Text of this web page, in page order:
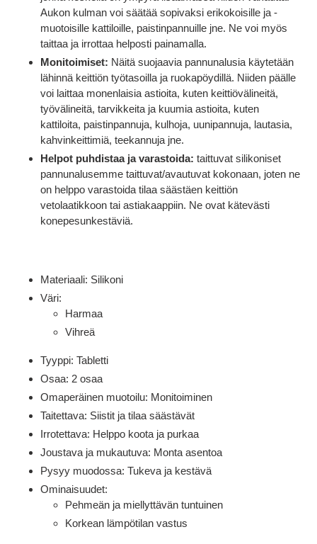
Aukon kulman voi säätää sopivaksi erikokoisille ja -
muotoisille kattiloille, paistinpannuille jne. Ne voi myös
taittaa ja irrottaa helposti painamalla.
Monitoimiset: Näitä suojaavia pannunalusia käytetään
lähinnä keittiön työtasoilla ja ruokapöydillä. Niiden päälle
voi laittaa monenlaisia astioita, kuten keittiövälineitä,
työvälineitä, tarvikkeita ja kuumia astioita, kuten
kattiloita, paistinpannuja, kulhoja, uunipannuja, lautasia,
kahvinkeittimiä, teekannuja jne.
Helpot puhdistaa ja varastoida: taittuvat silikoniset
pannunalusemme taittuvat/avautuvat kokonaan, joten ne
on helppo varastoida tilaa säästäen keittiön
vetolaatikkoon tai astiakaappiin. Ne ovat kätevästi
konepesunkestäviä.
Materiaali: Silikoni
Väri:
Harmaa
Vihreä
Tyyppi: Tabletti
Osaa: 2 osaa
Omaperäinen muotoilu: Monitoiminen
Taitettava: Siistit ja tilaa säästävät
Irrotettava: Helppo koota ja purkaa
Joustava ja mukautuva: Monta asentoa
Pysyy muodossa: Tukeva ja kestävä
Ominaisuudet:
Pehmeän ja miellyttävän tuntuinen
Korkean lämpötilan vastus